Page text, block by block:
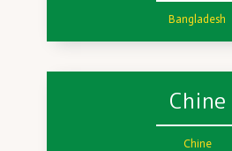
Bangladesh
Chine
Chine